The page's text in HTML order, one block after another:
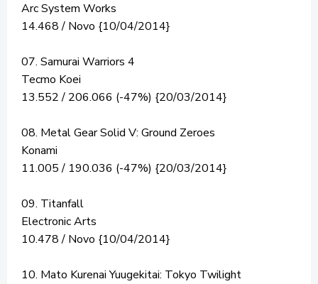
Arc System Works
14.468 / Novo {10/04/2014}
07. Samurai Warriors 4
Tecmo Koei
13.552 / 206.066 (-47%) {20/03/2014}
08. Metal Gear Solid V: Ground Zeroes
Konami
11.005 / 190.036 (-47%) {20/03/2014}
09. Titanfall
Electronic Arts
10.478 / Novo {10/04/2014}
10. Mato Kurenai Yuugekitai: Tokyo Twilight